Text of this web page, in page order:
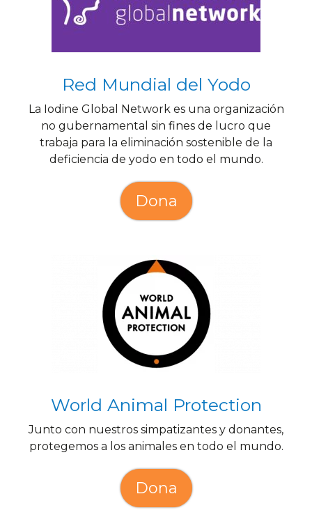
Red Mundial del Yodo
La Iodine Global Network es una organización
no gubernamental sin fines de lucro que
trabaja para la eliminación sostenible de la
deficiencia de yodo en todo el mundo.
Dona
World Animal Protection
Junto con nuestros simpatizantes y donantes,
protegemos a los animales en todo el mundo.
Dona